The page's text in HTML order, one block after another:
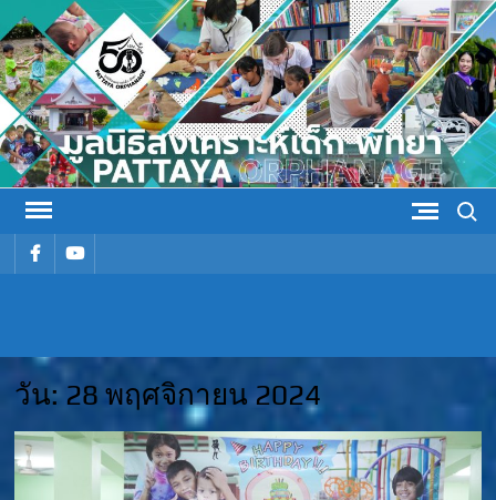
Skip
to
content
รายการรายการ
สงเคราะห์
เด็ก พัทยา
วัน: 28 พฤศจิกายน 2024